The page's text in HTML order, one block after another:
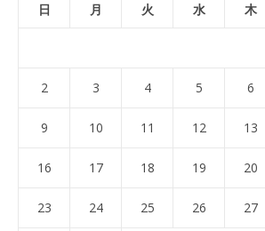
日 月 火 水 木
2 3 4 5 6
9 10 11 12 13
16 17 18 19 20
23 24 25 26 27